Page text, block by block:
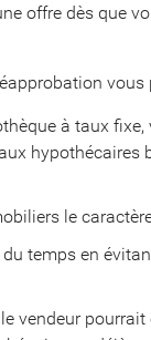
offre dès que
vous
à taux
hypothécaires
le
du temps en
vendeur